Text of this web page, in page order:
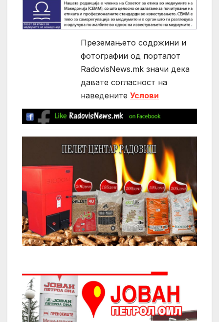
Преземањето содржини и
фотографии од порталот
RadovisNews.mk значи дека
давате согласност на
нaведените Услови